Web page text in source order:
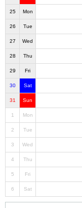
25 Mon
26 Tue
27 Wed
28 Thu
29 Fri
30 Sat
31 Sun
1 Mon
2 Tue
3 Wed
4 Thu
5 Fri
6 Sat